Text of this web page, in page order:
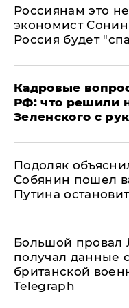
Россиянам это
экономист Сонин
Россия будет
Кадровые
РФ: что решили
Зеленского с
Подоляк
Собянин пошел
Путина
Большой провал
получал данные
британской
Telegraph